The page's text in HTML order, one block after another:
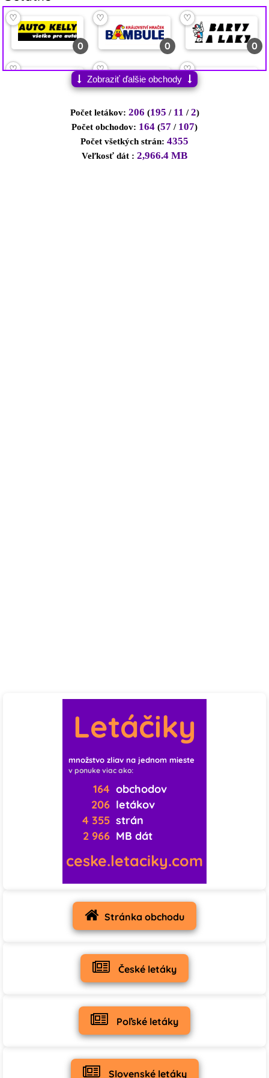
1
♡
0
♡
0
♡
2
♡
6
♡ ♡
0 4
♡ ♡
0
♡
1
♡
0
♡
15
♡
0
♡ ♡
0 0
♡ ♡
0
♡
0
0
♡
0
♡
0
♡
♡ ♡ ♡
1 0
Zobraziť ďalšie obchody
Počet letákov: 206 (195 / 11 /2)
Počet obchodov: 164 (57 / 107)
Počet všetkých strán: 4355
Veľkosť dát : 2,966.4 MB
Letáčiky
množstvo zliav na jednom mieste
v ponuke viac ako:
164 obchodov
206 letákov
4 355 strán
2 966 MB dát
ceske.letaciky.com
Stránka obchodu
České letáky
Poľské letáky
Slovenské letáky